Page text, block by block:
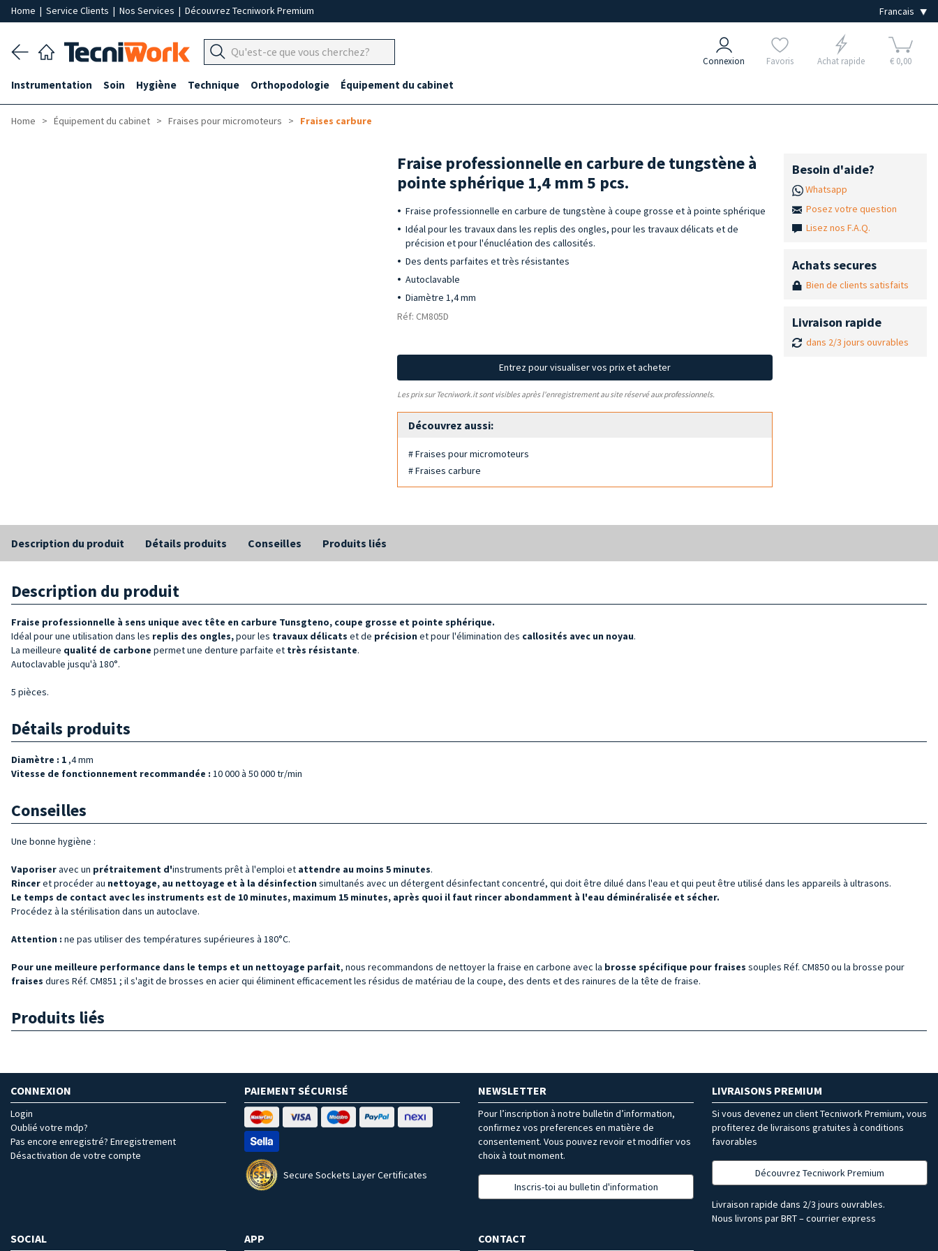
Home | Service Clients | Nos Services | Découvrez Tecniwork Premium
Connexion Favoris Achat rapide € 0,00
Instrumentation Soin Hygiène Technique Orthopodologie Équipement du cabinet
Home Équipement du cabinet Fraises pour micromoteurs Fraises carbure
Fraise professionnelle en carbure de tungstène à
pointe sphérique 1,4 mm 5 pcs.
Fraise professionnelle en carbure de tungstène à coupe grosse et à pointe sphérique
Idéal pour les travaux dans les replis des ongles, pour les travaux délicats et de
précision et pour l'énucléation des callosités.
Des dents parfaites et très résistantes
Autoclavable
Diamètre 1,4 mm
Réf: CM805D
Entrez pour visualiser vos prix et acheter
Les prix sur Tecniwork.it sont visibles après l'enregistrement au site réservé aux professionnels.
Découvrez aussi:
# Fraises pour micromoteurs
# Fraises carbure
Besoin d'aide?
Whatsapp
Posez votre question
Lisez nos F.A.Q.
Achats secures
Bien de clients satisfaits
Livraison rapide
dans 2/3 jours ouvrables
Description du produit Détails produits Conseilles Produits liés
Description du produit
Fraise professionnelle à sens unique avec tête en carbure Tunsgteno, coupe grosse et pointe sphérique.
Idéal pour une utilisation dans les replis des ongles,pour les travaux délicats et de précision et pour l'élimination des callosités avec un noyau.
La meilleure qualité de carbone permet une denture parfaite et très résistante.
Autoclavable jusqu'à 180°.
5 pièces.
Détails produits
Diamètre : 1 ,4 mm
Vitesse de fonctionnement recommandée : 10 000 à 50 000 tr/min
Conseilles
Une bonne hygiène :
Vaporiseravec un prétraitement d'instruments prêt à l'emploi et attendre au moins 5 minutes.
Rinceret procéder au nettoyage, au nettoyage et à la désinfection simultanés avec un détergent désinfectant concentré, qui doit être dilué dans l'eau et qui peut être utilisé dans les appareils à ultrasons.
Le temps de contact avec les instruments est de 10 minutes, maximum 15 minutes, après quoi il faut rincer abondamment à l'eau déminéralisée et sécher.
Procédez à la stérilisation dans un autoclave.
Attention : ne pas utiliser des températures supérieures à 180°C.
Pour une meilleure performance dans le temps et un nettoyage parfait, nous recommandons de nettoyer la fraise en carbone avec la brosse spécifique pour fraises souples Réf. CM850 ou la brosse pour
fraises dures Réf. CM851 ; il s'agit de brosses en acier qui éliminent efficacement les résidus de matériau de la coupe, des dents et des rainures de la tête de fraise.
Produits liés
CONNEXION
Login
Oublié votre mdp?
Pas encore enregistré? Enregistrement
Désactivation de votre compte
PAIEMENT SÉCURISÉ
Secure Sockets Layer Certificates
NEWSLETTER
Pour l’inscription à notre bulletin d’information,
confirmez vos preferences en matière de
consentement. Vous pouvez revoir et modifier vos
choix à tout moment.
Inscris-toi au bulletin d'information
LIVRAISONS PREMIUM
Si vous devenez un client Tecniwork Premium, vous
profiterez de livraisons gratuites à conditions
favorables
Découvrez Tecniwork Premium
Livraison rapide dans 2/3 jours ouvrables.
Nous livrons par BRT – courrier express
SOCIAL APP CONTACT